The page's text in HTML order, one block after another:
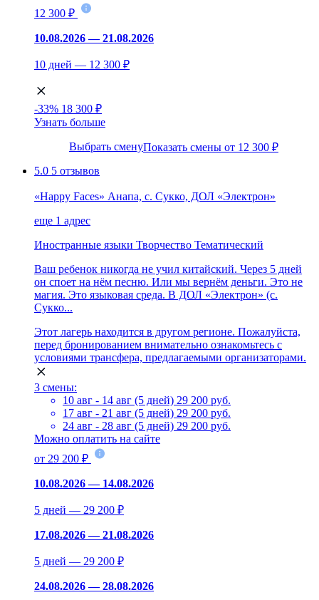
12 300 ₽
10.08.2026 — 21.08.2026
10 дней — 12 300 ₽
-33% 18 300 ₽
Узнать больше
Выбрать сменуПоказать смены от 12 300 ₽
5.0 5 отзывов
«Happy Faces» Анапа, с. Сукко, ДОЛ «Электрон»
еще 1 адрес
Иностранные языки Творчество Тематический
Ваш ребенок никогда не учил китайский. Через 5 дней
он споет на нём песню. Или мы вернём деньги. Это не
магия. Это языковая среда. В ДОЛ «Электрон» (с.
Сукко...
Этот лагерь находится в другом регионе. Пожалуйста,
перед бронированием внимательно ознакомьтесь с
условиями трансфера, предлагаемыми организаторами.
3 смены:
10 авг - 14 авг (5 дней) 29 200 руб.
17 авг - 21 авг (5 дней) 29 200 руб.
24 авг - 28 авг (5 дней) 29 200 руб.
Можно оплатить на сайте
от 29 200 ₽
10.08.2026 — 14.08.2026
5 дней — 29 200 ₽
17.08.2026 — 21.08.2026
5 дней — 29 200 ₽
24.08.2026 — 28.08.2026